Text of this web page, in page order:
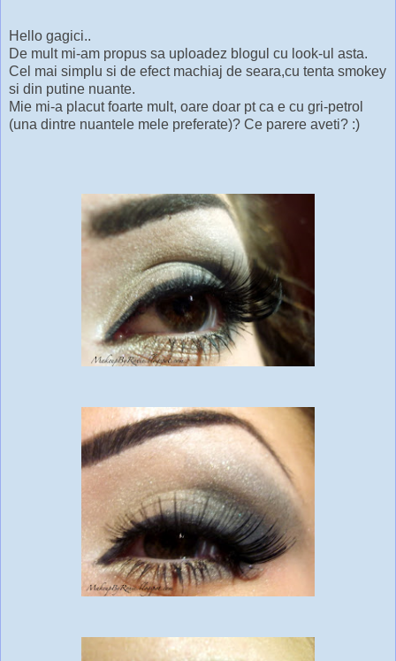
Hello gagici..
De mult mi-am propus sa uploadez blogul cu look-ul asta.
Cel mai simplu si de efect machiaj de seara,cu tenta smokey
si din putine nuante.
Mie mi-a placut foarte mult, oare doar pt ca e cu gri-petrol
(una dintre nuantele mele preferate)? Ce parere aveti? :)